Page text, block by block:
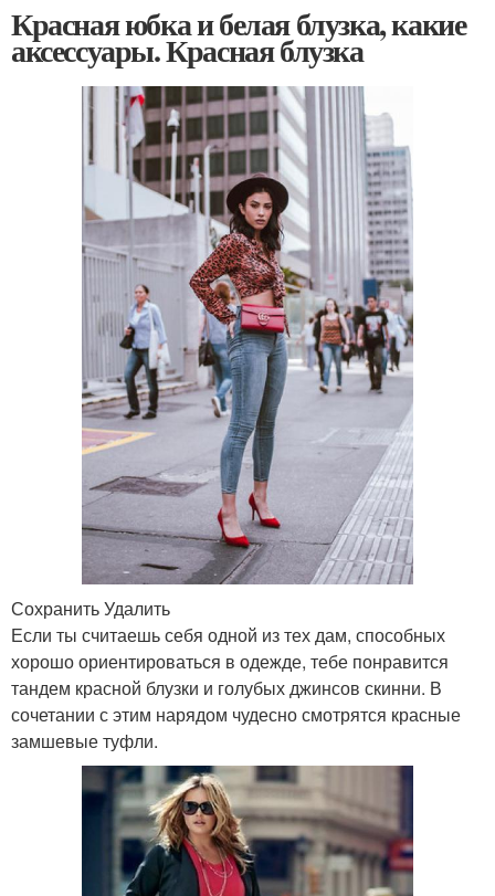
Красная юбка и белая блузка, какие
аксессуары. Красная блузка
Сохранить Удалить
Если ты считаешь себя одной из тех дам, способных
хорошо ориентироваться в одежде, тебе понравится
тандем красной блузки и голубых джинсов скинни. В
сочетании с этим нарядом чудесно смотрятся красные
замшевые туфли.